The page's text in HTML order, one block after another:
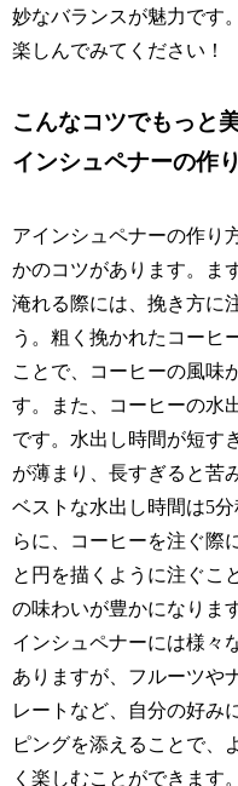
妙なバランスが魅力です
楽しんでみてください！
こんなコツでもっと
インシュペナーの作
アインシュペナーの作り
かのコツがあります。ま
淹れる際には、挽き方に
う。粗く挽かれたコーヒ
ことで、コーヒーの風味
す。また、コーヒーの水
です。水出し時間が短す
が薄まり、長すぎると苦
ベストな水出し時間は5
らに、コーヒーを注ぐ際
と円を描くように注ぐこ
の味わいが豊かになりま
インシュペナーには様々
ありますが、フルーツや
レートなど、自分の好み
ピングを添えることで、
く楽しむことができます。